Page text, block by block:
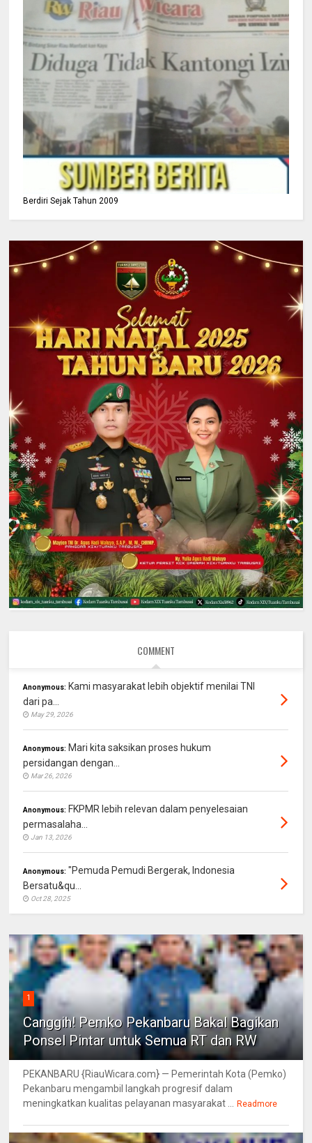
Berdiri Sejak Tahun 2009
COMMENT
Anonymous: Kami masyarakat lebih objektif menilai TNI
dari pa...
May 29, 2026
Anonymous: Mari kita saksikan proses hukum
persidangan dengan...
Mar 26, 2026
Anonymous: FKPMR lebih relevan dalam penyelesaian
permasalaha...
Jan 13, 2026
Anonymous: "Pemuda Pemudi Bergerak, Indonesia
Bersatu&qu...
Oct 28, 2025
1
Canggih! Pemko Pekanbaru Bakal Bagikan
Ponsel Pintar untuk Semua RT dan RW
PEKANBARU {RiauWicara.com} — Pemerintah Kota (Pemko)
Pekanbaru mengambil langkah progresif dalam
meningkatkan kualitas pelayanan masyarakat ... Readmore